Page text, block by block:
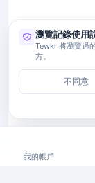
我的帳戶
瀏覽記錄使用
Tewkr 將瀏覽過
方。
不同意